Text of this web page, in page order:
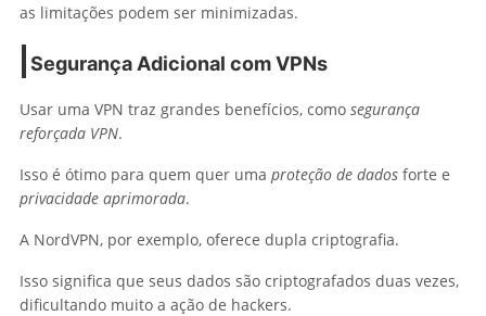
as limitações podem ser minimizadas.
Segurança Adicional com VPNs
Usar uma VPN traz grandes benefícios, como segurança
reforçada VPN.
Isso é ótimo para quem quer uma proteção de dados forte e
privacidade aprimorada.
A NordVPN, por exemplo, oferece dupla criptografia.
Isso significa que seus dados são criptografados duas vezes,
dificultando muito a ação de hackers.